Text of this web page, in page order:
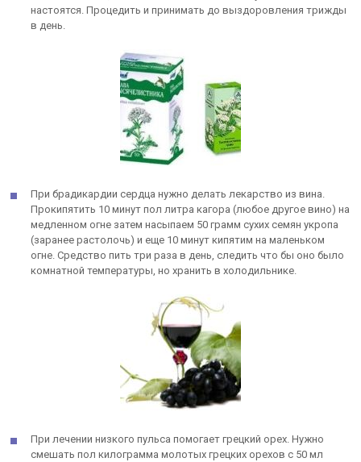
настоятся. Процедить и принимать до выздоровления трижды
в день.
При брадикардии сердца нужно делать лекарство из вина.
Прокипятить 10 минут пол литра кагора (любое другое вино) на
медленном огне затем насыпаем 50 грамм сухих семян укропа
(заранее растолочь) и еще 10 минут кипятим на маленьком
огне. Средство пить три раза в день, следить что бы оно было
комнатной температуры, но хранить в холодильнике.
При лечении низкого пульса помогает грецкий орех. Нужно
смешать пол килограмма молотых грецких орехов с 50 мл